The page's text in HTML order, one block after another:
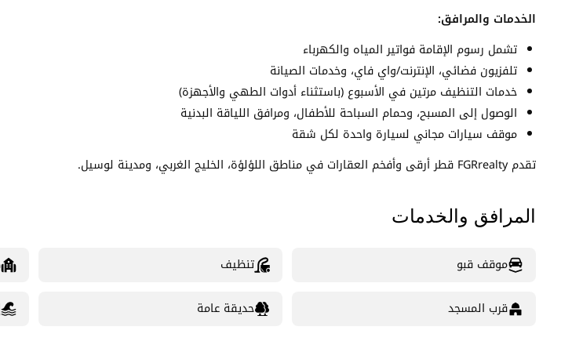
الخدمات والمرافق:
تشمل رسوم الإقامة فواتير المياه والكهرباء
تلفزيون فضائي، الإنترنت/واي فاي، وخدمات الصيانة
خدمات التنظيف مرتين في الأسبوع (باستثناء أدوات الطهي والأجهزة)
الوصول إلى المسبح، وحمام السباحة للأطفال، ومرافق اللياقة البدنية
موقف سيارات مجاني لسيارة واحدة لكل شقة
تقدم FGRrealty قطر أرقى وأفخم العقارات في مناطق اللؤلؤة، الخليج الغربي، ومدينة لوسيل.
المرافق والخدمات
موقف قبو تنظيف
قرب المسجد حديقة عامة